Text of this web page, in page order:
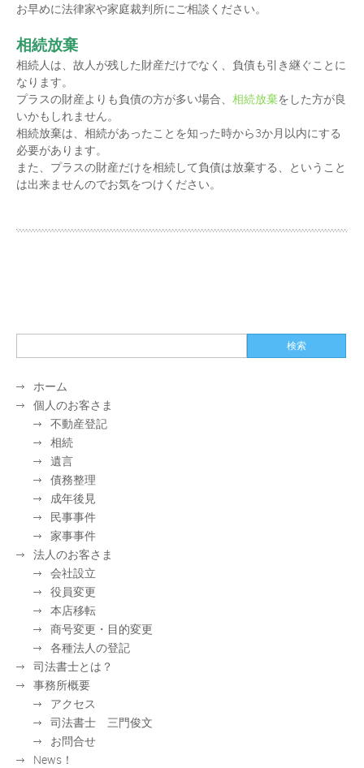
お早めに法律家や家庭裁判所にご相談ください。
相続放棄
相続人は、故人が残した財産だけでなく、負債も引き継ぐことに
なります。
プラスの財産よりも負債の方が多い場合、 相続放棄をした方が良
いかもしれません。
相続放棄は、相続があったことを知った時から3か月以内にする
必要があります。
また、プラスの財産だけを相続して負債は放棄する、ということ
は出来ませんのでお気をつけください。
ホーム
個人のお客さま
不動産登記
相続
遺言
債務整理
成年後見
民事事件
家事事件
法人のお客さま
会社設立
役員変更
本店移転
商号変更・目的変更
各種法人の登記
司法書士とは？
事務所概要
アクセス
司法書士 三門俊文
お問合せ
News！